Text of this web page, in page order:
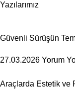
Yazılarımız
Güvenli Sürüşün
27.03.2026 Yorum
Araçlarda Estetik ve